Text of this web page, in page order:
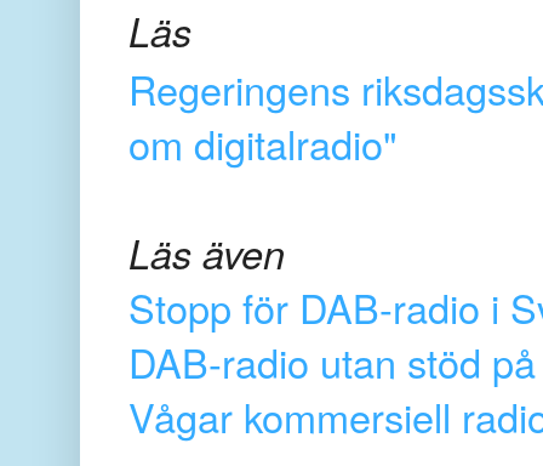
Läs
Regeringens
om digitalradio"
Läs även
Stopp för DAB-radio i
DAB-radio utan stöd
Vågar kommersiell